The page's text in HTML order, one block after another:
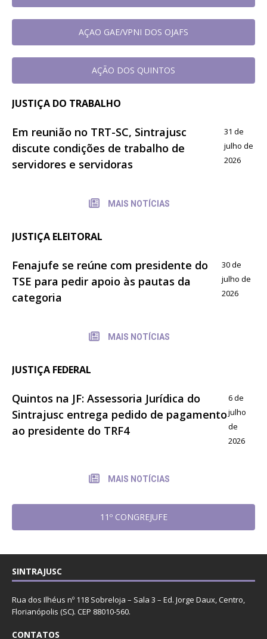
AÇAO GAE/VPNI DOS OJAFS
AÇÃO DOS QUINTOS
JUSTIÇA DO TRABALHO
Em reunião no TRT-SC, Sintrajusc
discute condições de trabalho de
servidores e servidoras
31 de
julho de
2026
MAIS NOTÍCIAS
JUSTIÇA ELEITORAL
Fenajufe se reúne com presidente do
TSE para pedir apoio às pautas da
categoria
30 de
julho de
2026
MAIS NOTÍCIAS
JUSTIÇA FEDERAL
Quintos na JF: Assessoria Jurídica do
Sintrajusc entrega pedido de pagamento
ao presidente do TRF4
6 de
julho
de
2026
MAIS NOTÍCIAS
11º CONGREJUFE
SINTRAJUSC
Rua dos Ilhéus nº 118 Sobreloja – Sala 3 – Ed. Jorge Daux, Centro,
Florianópolis (SC). CEP 88010-560.
CONTATOS